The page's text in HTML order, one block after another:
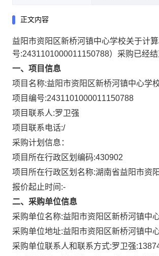
正文内容
益阳市资阳区新桥河镇中心学校关于计
号:2431101000011150788）采购已经
一、项目信息
项目名称:益阳市资阳区新桥河镇中心学
项目编号:2431101000011150788
项目联系人:罗卫强
项目联系电话:/
采购计划信息：
项目所在行政区划编码:430902
项目所在行政区划名称:湖南省益阳市资
报价起止时间:-
二、采购单位信息
采购单位名称:益阳市资阳区新桥河镇中
采购单位地址:益阳市资阳区新桥河镇中
采购单位联系人和联系方式:罗卫强